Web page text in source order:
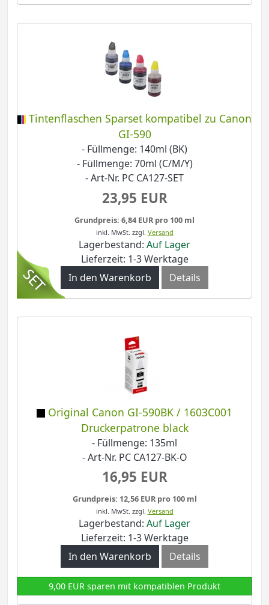
Tintenflaschen Sparset kompatibel zu Canon
GI-590
- Füllmenge: 140ml (BK)
- Füllmenge: 70ml (C/M/Y)
- Art-Nr. PC CA127-SET
23,95 EUR
Grundpreis: 6,84 EUR pro 100 ml
inkl. MwSt. zzgl. Versand
Lagerbestand: Auf Lager
Lieferzeit: 1-3 Werktage
In den Warenkorb
Details
Original Canon GI-590BK / 1603C001
Druckerpatrone black
- Füllmenge: 135ml
- Art-Nr. PC CA127-BK-O
16,95 EUR
Grundpreis: 12,56 EUR pro 100 ml
inkl. MwSt. zzgl. Versand
Lagerbestand: Auf Lager
Lieferzeit: 1-3 Werktage
In den Warenkorb
Details
9,00 EUR sparen mit kompatiblen Produkt